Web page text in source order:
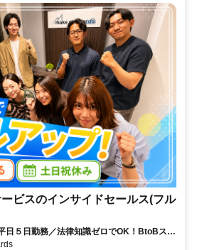
ビスのインサイドセールス(フル
日５日勤務／法律知識ゼロでOK！BtoBスキ